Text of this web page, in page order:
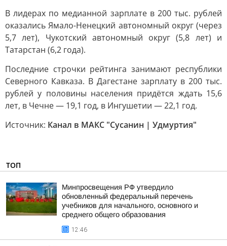
В лидерах по медианной зарплате в 200 тыс. рублей
оказались Ямало-Ненецкий автономный округ (через
5,7 лет), Чукотский автономный округ (5,8 лет) и
Татарстан (6,2 года).
Последние строчки рейтинга занимают республики
Северного Кавказа. В Дагестане зарплату в 200 тыс.
рублей у половины населения придётся ждать 15,6
лет, в Чечне — 19,1 год, в Ингушетии — 22,1 год.
Источник: Канал в МАКС "Сусанин | Удмуртия"
ТОП
Минпросвещения РФ утвердило
обновленный федеральный перечень
учебников для начального, основного и
среднего общего образования
12:46